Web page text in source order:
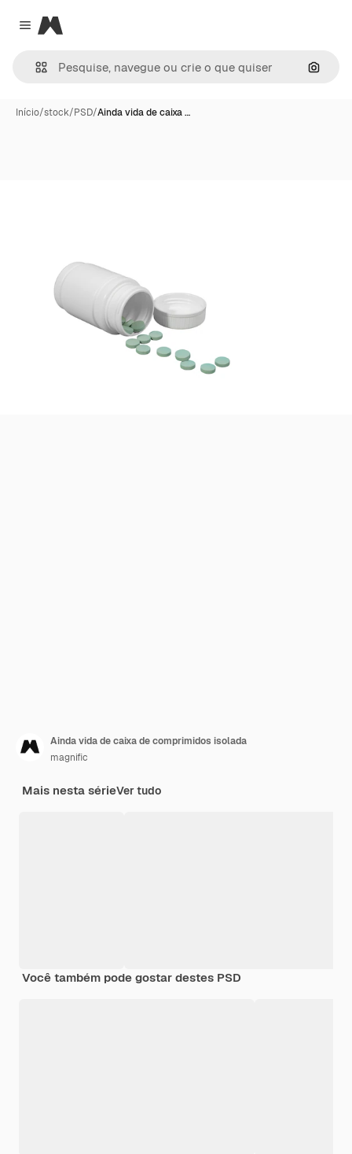
Close menu
Magnific
Início/stock/PSD/Ainda vida de caixa …
Ainda vida de caixa de comprimidos isolada
magnific
Mais nesta sérieVer tudo
Você também pode gostar destes PSD